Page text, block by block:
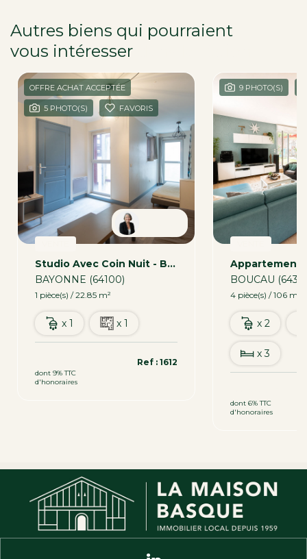
Autres biens qui pourraient
vous intéresser
OFFRE ACHAT ACCEPTÉE
5 PHOTO(S) FAVORIS
Studio Avec Coin Nuit - Bayonne 22.85 M2
BAYONNE (64100)
1 pièce(s) / 22.85 m²
x 1 x 1
dont 9% TTC
d'honoraires
Ref : 1612
9 PHOTO(S)
BOUCAU
4 pièce(s) / 106 m²
x 2
x 3
dont 6% TTC
d'honoraires